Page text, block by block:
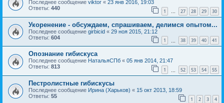
Последнее сообщение viktor « 23 янв 2016, 19:03
Ответы: 440 1 … 27 28 29 30
Укоренение - обсуждаем, спрашиваем, делимся опытом...
Последнее сообщение girbicid « 29 ноя 2015, 21:12
Ответы: 604 1 38 39 40 41
Опознание гибискуса
Последнее сообщение НатальяСПб « 05 янв 2014, 21:47
Ответы: 813 1 52 53 54 55
Пестролистные гибискусы
Последнее сообщение Ирина (Харьков) « 15 окт 2013, 18:59
Ответы: 55 1 2 3 4